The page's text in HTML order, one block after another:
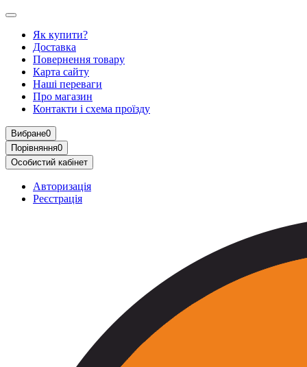
Як купити?
Доставка
Повернення товару
Карта сайту
Наші переваги
Про магазин
Контакти і схема проїзду
Вибране0
Порівняння0
Особистий кабінет
Авторизація
Реєстрація